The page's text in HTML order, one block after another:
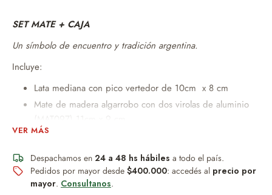
SET MATE + CAJA
Un símbolo de encuentro y tradición argentina.
Incluye:
Lata mediana con pico vertedor de 10cm x 8 cm
Mate de madera algarrobo con dos virolas de aluminio
Bombilla chata (bom266)
Caja de fibro plus con tapa, MEDIDAS: 22cm x 16cm x
11cm
VER MÁS
Despachamos en 24 a 48 hs hábiles a todo el país.
Pedidos por mayor desde $400.000: accedés al precio por
mayor. Consultanos.